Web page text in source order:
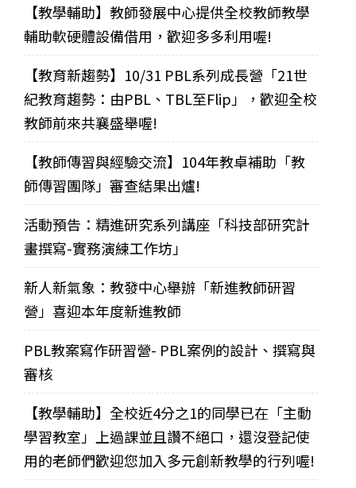
【教學輔助】教師發展中心提供全校教師教學
輔助軟硬體設備借用，歡迎多多利用喔!
【教育新趨勢】10/31 PBL系列成長營「21世
紀教育趨勢：由PBL、TBL至Flip」，歡迎全校
教師前來共襄盛舉喔!
【教師傳習與經驗交流】104年教卓補助「教
師傳習團隊」審查結果出爐!
活動預告：精進研究系列講座「科技部研究計
畫撰寫-實務演練工作坊」
新人新氣象：教發中心舉辦「新進教師研習
營」喜迎本年度新進教師
PBL教案寫作研習營- PBL案例的設計、撰寫與
審核
【教學輔助】全校近4分之1的同學已在「主動
學習教室」上過課並且讚不絕口，還沒登記使
用的老師們歡迎您加入多元創新教學的行列喔!